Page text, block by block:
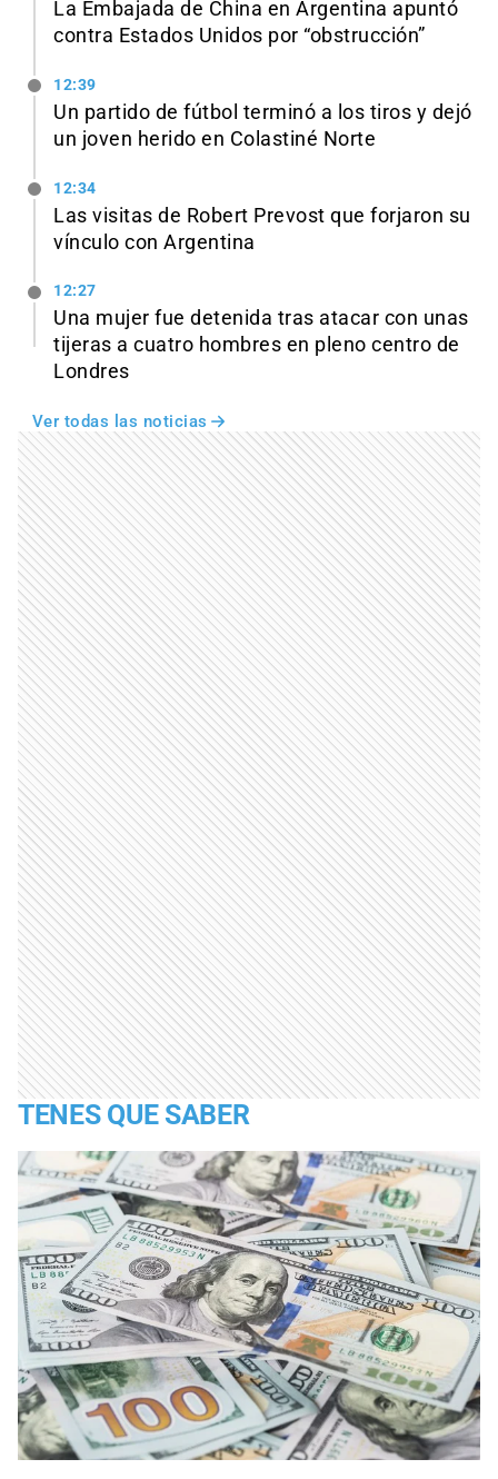
La Embajada de China en Argentina apuntó
contra Estados Unidos por “obstrucción”
12:39
Un partido de fútbol terminó a los tiros y dejó
un joven herido en Colastiné Norte
12:34
Las visitas de Robert Prevost que forjaron su
vínculo con Argentina
12:27
Una mujer fue detenida tras atacar con unas
tijeras a cuatro hombres en pleno centro de
Londres
Ver todas las noticias
TENES QUE SABER